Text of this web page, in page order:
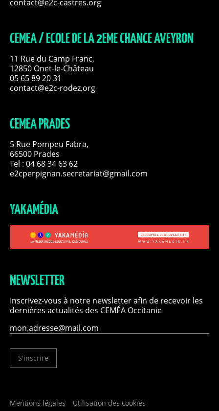
contact@e2c-castres.org
CEMEA / ECOLE DE LA 2EME CHANCE AVEYRON
11 Rue du Camp Franc,
12850 Onet-le-Château
05 65 89 20 31
contact@e2c-rodez.org
CEMEA PRADES
5 Rue Pompeu Fabra,
66500 Prades
Tel : 04 68 34 63 62
e2cperpignan.secretariat@gmail.com
YAKAMÉDIA
NEWSLETTER
Inscrivez-vous à notre newsletter afin de recevoir les
dernières actualités des CEMÉA Occitanie
S'inscrire
Mentions légales Utilisation des cookies